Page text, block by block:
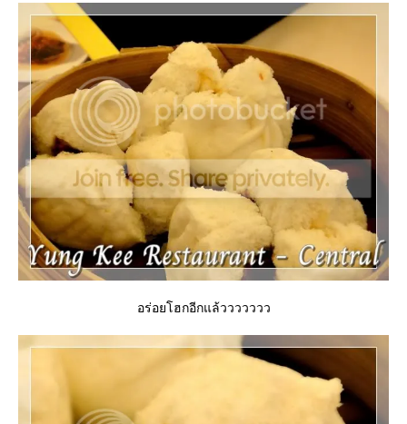
อร่อยโฮกอีกแล้ววววววว